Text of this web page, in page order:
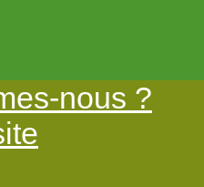
nous ?